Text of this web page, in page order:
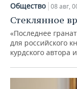
Общество 08 авг,
Стеклянное
«Последнее
для российского
курдского автора